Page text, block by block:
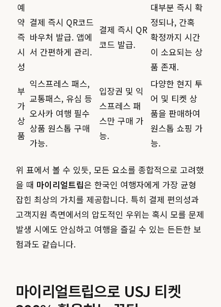
예
약
즉
시
성
결제 즉시 QR코드
바우처 발급. 앱에
서 간편하게 관리.
결제 즉시 QR
코드 발급.
대부분 즉시 확
정되나, 간혹
확정까지 시간
이 소요되는 상
품 존재.
부
가
상
품
익스프레스 패스,
교통패스, 유심 등
오사카 여행 필수
상품 원스톱 구매
가능.
입장권 및 익
스프레스 패
스만 구매 가
능.
다양한 현지 투
어 및 티켓 상
품을 판매하여
원스톱 쇼핑 가
능.
위 표에서 볼 수 있듯, 모든 요소를 종합적으로 고려했
을 때 마이리얼트립은 한국인 여행자에게 가장 균형
잡힌 최상의 가치를 제공합니다. 특히 결제 편의성과
고객지원 측면에서의 압도적인 우위는 혹시 모를 문제
발생 시에도 안심하고 여행을 즐길 수 있는 든든한 보
험과도 같습니다.
마이리얼트립으로 USJ 티켓